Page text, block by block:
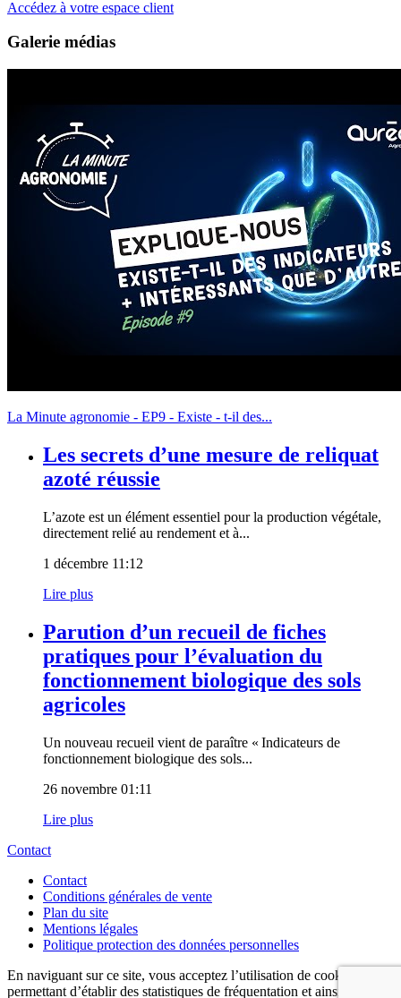
Accédez à votre espace client
Galerie médias
La Minute agronomie - EP9 - Existe - t-il des...
Les secrets d’une mesure de reliquat
azoté réussie
L’azote est un élément essentiel pour la production végétale,
directement relié au rendement et à...
1 décembre 11:12
Lire plus
Parution d’un recueil de fiches
pratiques pour l’évaluation du
fonctionnement biologique des sols
agricoles
Un nouveau recueil vient de paraître « Indicateurs de
fonctionnement biologique des sols...
26 novembre 01:11
Lire plus
Contact
Contact
Conditions générales de vente
Plan du site
Mentions légales
Politique protection des données personnelles
En naviguant sur ce site, vous acceptez l’utilisation de cookies
permettant d’établir des statistiques de fréquentation et ainsi